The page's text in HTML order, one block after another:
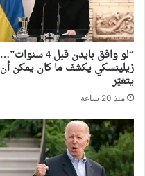
“لو وافق بايدن قبل 4 سنوات”…
زيلينسكي يكشف ما كان يمكن أن
يتغيّر
منذ 20 ساعة